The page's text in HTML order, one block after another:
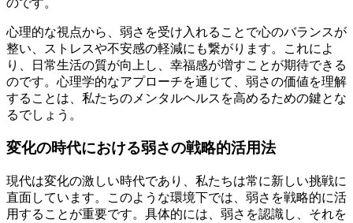
心理的な視点から、弱さを受け入れることで心のバランスが
整い、ストレスや不安感の軽減にも繋がります。これによ
り、日常生活の質が向上し、幸福感が増すことが期待できる
のです。心理学的なアプローチを通じて、弱さの価値を理解
することは、私たちのメンタルヘルスを高めるための鍵とな
るでしょう。
変化の時代における弱さの戦略的活用法
現代は変化の激しい時代であり、私たちは常に新しい挑戦に
直面しています。このような環境下では、弱さを戦略的に活
用することが重要です。具体的には、弱さを認識し、それを